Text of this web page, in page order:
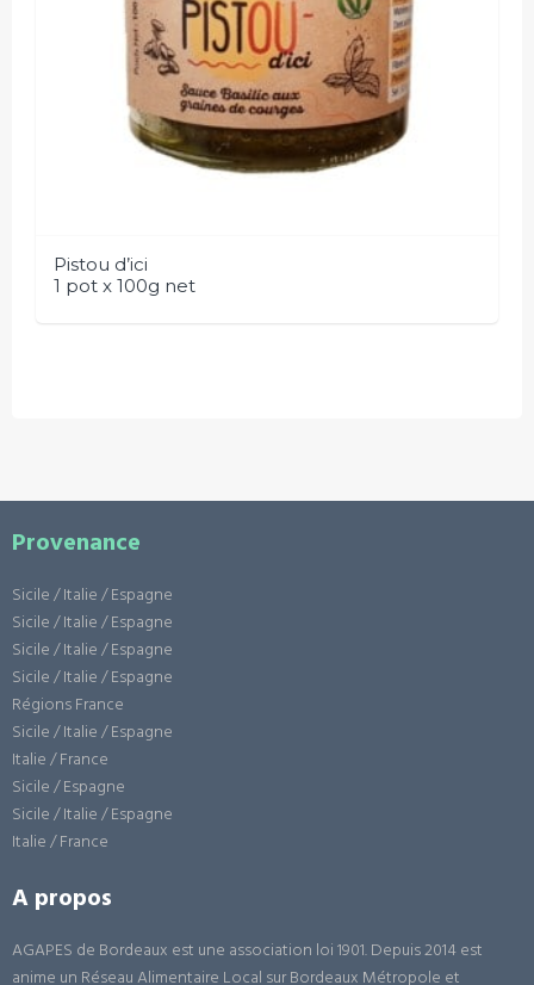
Pistou d’ici
1 pot x 100g net
Provenance
Sicile / Italie / Espagne
Sicile / Italie / Espagne
Sicile / Italie / Espagne
Sicile / Italie / Espagne
Régions France
Sicile / Italie / Espagne
Italie / France
Sicile / Espagne
Sicile / Italie / Espagne
Italie / France
A propos
AGAPES de Bordeaux est une association loi 1901. Depuis 2014 est
anime un Réseau Alimentaire Local sur Bordeaux Métropole et